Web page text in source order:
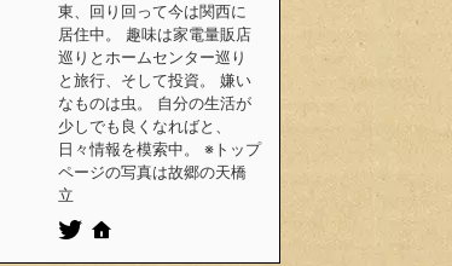
東、回り回って今は関西に
居住中。 趣味は家電量販店
巡りとホームセンター巡り
と旅行、そして投資。 嫌い
なものは虫。 自分の生活が
少しでも良くなればと、
日々情報を模索中。 ※トップ
ページの写真は故郷の天橋
立